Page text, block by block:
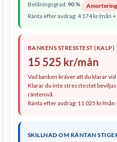
Belåningsgrad:90 %
Ränta efter avdrag:4 174 kr/mån
BANKENS STRESSTEST (KALP)
15 525 kr/mån
Vad banken kräver att du klarar
Klarar du inte stresstestet
räntenivå.
Ränta efter avdrag: 11 025 kr/mån
SKILLNAD OM RÄNTAN